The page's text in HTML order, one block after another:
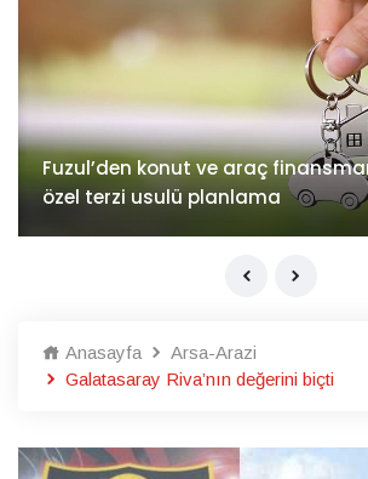
İv Kandilli'de yaşam yakında
Anasayfa
Arsa-Arazi
Galatasaray Riva’nın değerini biçti